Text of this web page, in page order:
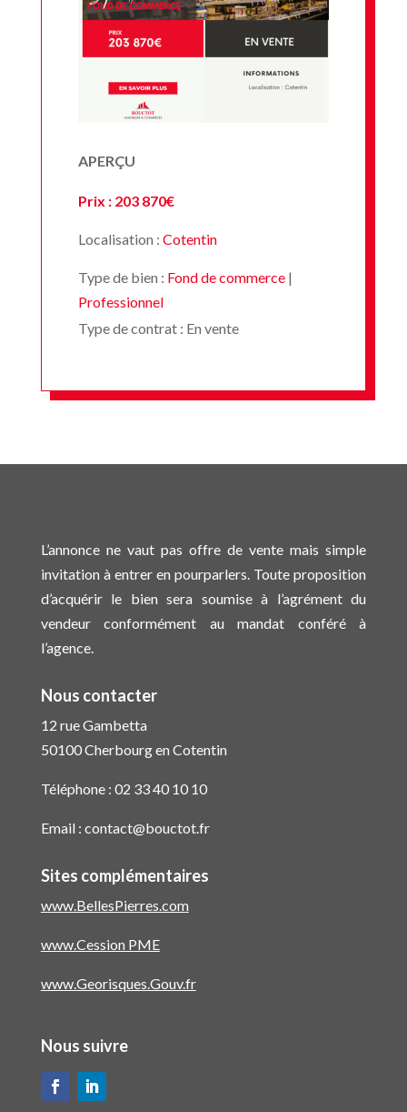
APERÇU
Prix : 203 870€
Localisation : Cotentin
Type de bien : Fond de commerce|
Professionnel
Type de contrat : En vente
L’annonce ne vaut pas offre de vente mais simple
invitation à entrer en pourparlers. Toute proposition
d’acquérir le bien sera soumise à l’agrément du
vendeur conformément au mandat conféré à
l’agence.
Nous contacter
12 rue Gambetta
50100 Cherbourg en Cotentin
Téléphone : 02 33 40 10 10
Email : contact@bouctot.fr
Sites complémentaires
www.BellesPierres.com
www.Cession PME
www.Georisques.Gouv.fr
Nous suivre